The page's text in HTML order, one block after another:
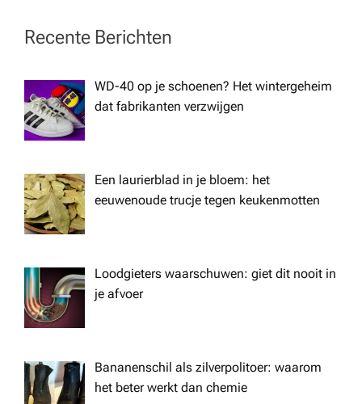
a
v
i
g
a
i
o
n
Recente Berichten
WD-40 op je schoenen? Het wintergeheim
dat fabrikanten verzwijgen
Een laurierblad in je bloem: het
eeuwenoude trucje tegen keukenmotten
Loodgieters waarschuwen: giet dit nooit in
je afvoer
Bananenschil als zilverpolitoer: waarom
het beter werkt dan chemie